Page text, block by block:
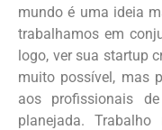
mundo é uma ideia
trabalhamos em
logo, ver sua startup
muito possível, mas
aos profissionais
planejada.